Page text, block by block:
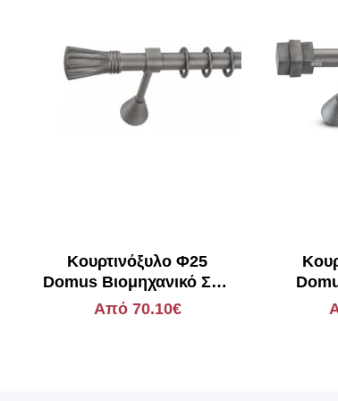
Κουρτινόξυλο Φ25
Domus Βιομηχανικό Στιλ
Κίσσαβος
Από 70.10€